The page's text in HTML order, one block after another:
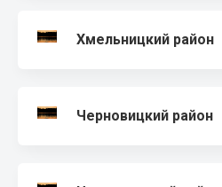
Хмельницкий район
Черновицкий район